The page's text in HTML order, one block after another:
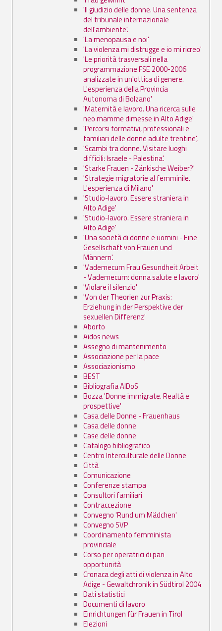
'Il giudizio delle donne. Una sentenza
del tribunale internazionale
dell'ambiente'.
'La menopausa e noi'
'La violenza mi distrugge e io mi ricreo'
'Le priorità trasversali nella
programmazione FSE 2000-2006
analizzate in un'ottica di genere.
L'esperienza della Provincia
Autonoma di Bolzano'
'Maternità e lavoro. Una ricerca sulle
neo mamme dimesse in Alto Adige'
'Percorsi formativi, professionali e
familiari delle donne adulte trentine',
'Scambi tra donne. Visitare luoghi
difficili: Israele - Palestina'.
'Starke Frauen - Zänkische Weiber?'
'Strategie migratorie al femminile.
L'esperienza di Milano'
'Studio-lavoro. Essere straniera in
Alto Adige'
'Studio-lavoro. Essere straniera in
Alto Adige'
'Una società di donne e uomini - Eine
Gesellschaft von Frauen und
Männern'.
'Vademecum Frau Gesundheit Arbeit
- Vademecum: donna salute e lavoro'
'Violare il silenzio'
'Von der Theorien zur Praxis:
Erziehung in der Perspektive der
sexuellen Differenz'
Aborto
Aidos news
Assegno di mantenimento
Associazione per la pace
Associazionismo
BEST
Bibliografia AIDoS
Bozza 'Donne immigrate. Realtà e
prospettive'
Casa delle Donne - Frauenhaus
Casa delle donne
Case delle donne
Catalogo bibliografico
Centro Interculturale delle Donne
Città
Comunicazione
Conferenze stampa
Consultori familiari
Contraccezione
Convegno 'Rund um Mädchen'
Convegno SVP
Coordinamento femminista
provinciale
Corso per operatrici di pari
opportunità
Cronaca degli atti di violenza in Alto
Adige - Gewaltchronik in Südtirol 2004
Dati statistici
Documenti di lavoro
Einrichtungen für Frauen in Tirol
Elezioni